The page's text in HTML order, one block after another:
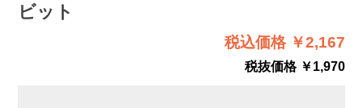
ビット
税込価格 ￥2,167
税抜価格 ￥1,970